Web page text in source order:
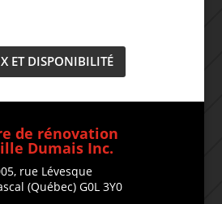
ET DISPONIBILITÉ
de rénovation
Dumais Inc.
rue Lévesque
(Québec) G0L 3Y0